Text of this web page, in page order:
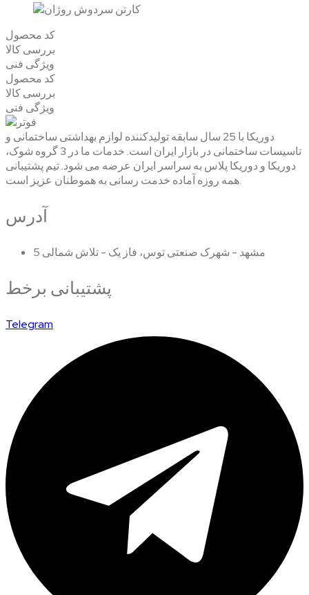
کد محصول
بررسی کالا
ویژگی فنی
کد محصول
بررسی کالا
ویژگی فنی
دوریکا با 25 سال سابقه تولیدکننده لوازم بهداشتی ساختمانی و
تاسیسات ساختمانی در بازار ایران است. خدمات ما در 3 گروه شوک،
دوریکا و دوریکا پلاس به سراسر ایران عرضه می شود. تیم پشتیبانی
همه روزه آماده خدمت رسانی به هموطنان عزیز است.
آدرس
مشهد - شهرک صنعتی توس، فاز یک - تلاش شمالی 5
پشتیبانی برخط
Telegram